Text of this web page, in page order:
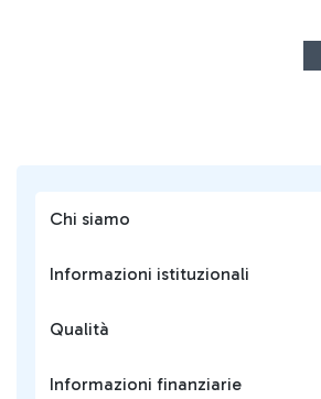
Chi siamo
Informazioni istituzionali
Qualità
Informazioni finanziarie